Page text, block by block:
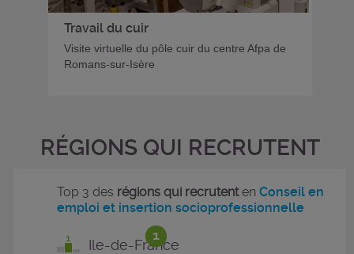
Travail du cuir
Visite virtuelle du pôle cuir du centre Afpa de
Romans-sur-Isère
RÉGIONS QUI RECRUTENT
1
Top 3 des régions qui recrutentenConseil en
emploi et insertion socioprofessionnelle
Ile-de-France